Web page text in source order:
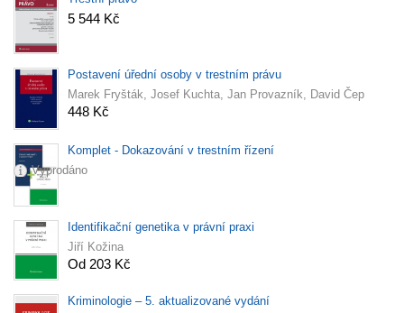
5 544 Kč
Postavení úřední osoby v trestním právu
Marek Fryšták, Josef Kuchta, Jan Provazník, David Čep
448 Kč
Komplet - Dokazování v trestním řízení
Vyprodáno
Identifikační genetika v právní praxi
Jiří Kožina
Od 203 Kč
Kriminologie – 5. aktualizované vydání